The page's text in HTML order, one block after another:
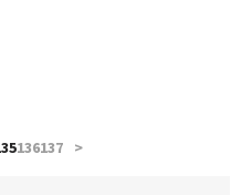
#CAP
136137 >